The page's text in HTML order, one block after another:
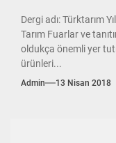
Dergi adı: Türktarım
Tarım Fuarlar ve
oldukça önemli yer
ürünleri...
Admin 13 Nisan 2018